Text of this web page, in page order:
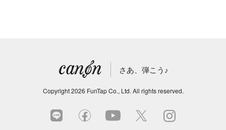
さあ、弾こう♪
Copyright2026 FunTap Co., Ltd. All rights reserved.